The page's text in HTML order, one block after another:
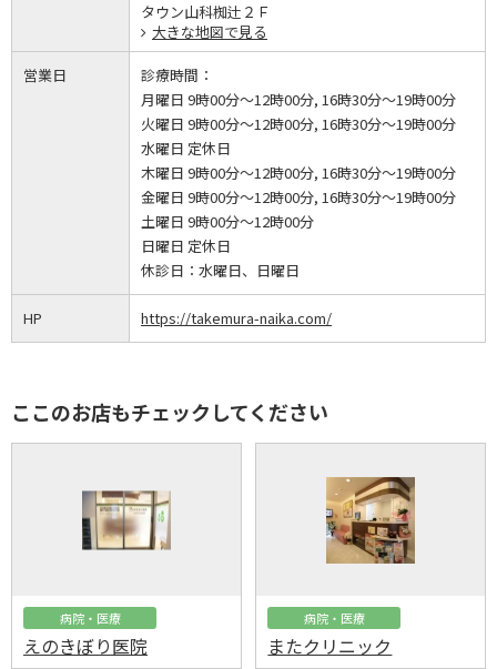
タウン山科椥辻２Ｆ
大きな地図で見る
営業日
診療時間：
月曜日 9時00分～12時00分, 16時30分～19時00分
火曜日 9時00分～12時00分, 16時30分～19時00分
水曜日 定休日
木曜日 9時00分～12時00分, 16時30分～19時00分
金曜日 9時00分～12時00分, 16時30分～19時00分
土曜日 9時00分～12時00分
日曜日 定休日
休診日： 水曜日、日曜日
HP https://takemura-naika.com/
ここのお店もチェックしてください
病院・医療
えのきぼり医院
病院・医療
またクリニック